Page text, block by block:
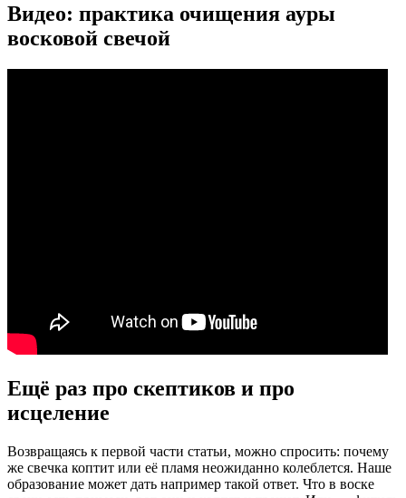
Видео: практика очищения ауры
восковой свечой
Ещё раз про скептиков и про
исцеление
Возвращаясь к первой части статьи, можно спросить: почему
же свечка коптит или её пламя неожиданно колеблется. Наше
образование может дать например такой ответ. Что в воске